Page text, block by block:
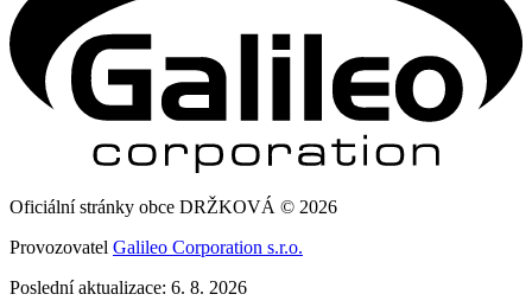
Oficiální stránky obce DRŽKOVÁ © 2026
Provozovatel Galileo Corporation s.r.o.
Poslední aktualizace: 6. 8. 2026